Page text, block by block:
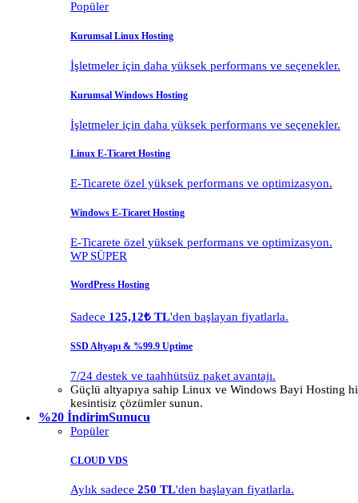
Popüler
Kurumsal Linux Hosting
İşletmeler için daha yüksek performans ve seçenekler.
Kurumsal Windows Hosting
İşletmeler için daha yüksek performans ve seçenekler.
Linux E-Ticaret Hosting
E-Ticarete özel yüksek performans ve optimizasyon.
Windows E-Ticaret Hosting
E-Ticarete özel yüksek performans ve optimizasyon.
WP SÜPER
WordPress Hosting
Sadece 125,12₺ TL'den başlayan fiyatlarla.
SSD Altyapı & %99.9 Uptime
7/24 destek ve taahhütsüz paket avantajı.
Güçlü altyapıya sahip Linux ve Windows Bayi Hosting
kesintisiz çözümler sunun.
%20 İndirimSunucu
Popüler
CLOUD VDS
Aylık sadece 250 TL'den başlayan fiyatlarla.